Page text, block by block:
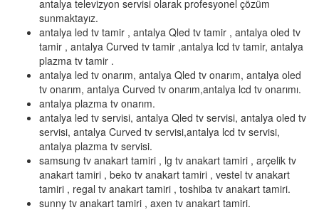
antalya televizyon servisi olarak profesyonel çözüm
sunmaktayız.
antalya led tv tamir , antalya Qled tv tamir , antalya oled tv
tamir , antalya Curved tv tamir ,antalya lcd tv tamir, antalya
plazma tv tamir .
antalya led tv onarım, antalya Qled tv onarım, antalya oled
tv onarım, antalya Curved tv onarım,antalya lcd tv onarımı.
antalya plazma tv onarım.
antalya led tv servisi, antalya Qled tv servisi, antalya oled tv
servisi, antalya Curved tv servisi,antalya lcd tv servisi,
antalya plazma tv servisi.
samsung tv anakart tamiri , lg tv anakart tamiri , arçelik tv
anakart tamiri , beko tv anakart tamiri , vestel tv anakart
tamiri , regal tv anakart tamiri , toshiba tv anakart tamiri.
sunny tv anakart tamiri , axen tv anakart tamiri.